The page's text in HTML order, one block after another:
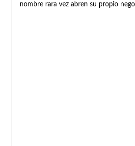
nombre rara vez abren su propio